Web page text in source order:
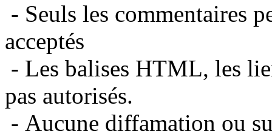
- Seuls les commentaires
acceptés
- Les balises HTML, les
pas autorisés.
- Aucune diffamation ou